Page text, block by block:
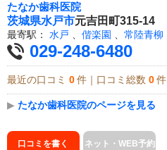
たなか歯科医院
茨城県水戸市元吉田町315-14
最寄駅： 水戸 偕楽園 常陸青柳
029-248-6480
最近の口コミ 0 件｜口コミ総数 0 件
▶ たなか歯科医院のページを見る
口コミを書く ネット・WEB予約